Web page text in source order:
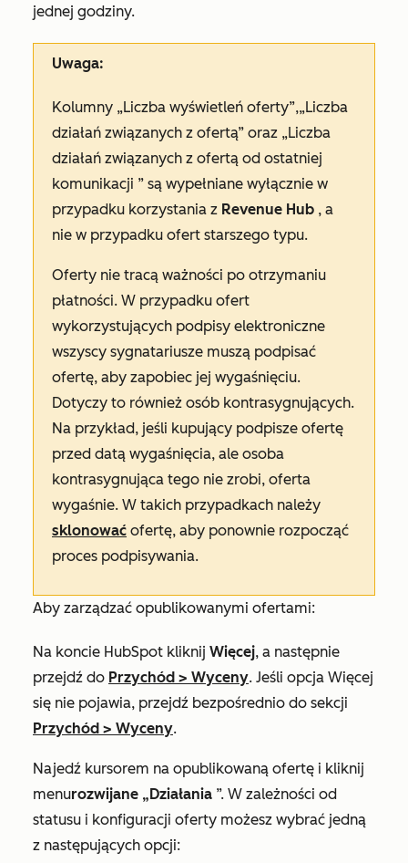
jednej godziny.
Uwaga:
Kolumny „Liczba wyświetleń oferty”,„Liczba
działań związanych z ofertą” oraz „Liczba
działań związanych z ofertą od ostatniej
komunikacji ” są wypełniane wyłącznie w
przypadku korzystania z Revenue Hub , a
nie w przypadku ofert starszego typu.
Oferty nie tracą ważności po otrzymaniu
płatności. W przypadku ofert
wykorzystujących podpisy elektroniczne
wszyscy sygnatariusze muszą podpisać
ofertę, aby zapobiec jej wygaśnięciu.
Dotyczy to również osób kontrasygnujących.
Na przykład, jeśli kupujący podpisze ofertę
przed datą wygaśnięcia, ale osoba
kontrasygnująca tego nie zrobi, oferta
wygaśnie. W takich przypadkach należy
sklonować ofertę, aby ponownie rozpocząć
proces podpisywania.
Aby zarządzać opublikowanymi ofertami:
Na koncie HubSpot kliknij Więcej, a następnie
przejdź do Przychód > Wyceny. Jeśli opcja Więcej
się nie pojawia, przejdź bezpośrednio do sekcji
Przychód > Wyceny.
Najedź kursorem na opublikowaną ofertę i kliknij
menurozwijane „Działania ”. W zależności od
statusu i konfiguracji oferty możesz wybrać jedną
z następujących opcji: